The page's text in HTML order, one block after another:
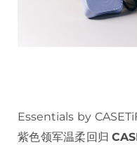
Essentials by
紫色领军温柔回归